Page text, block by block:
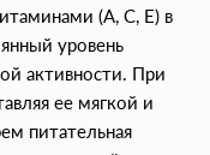
(А, С, Е) в
уровень
активности. При
ее мягкой и
питательная